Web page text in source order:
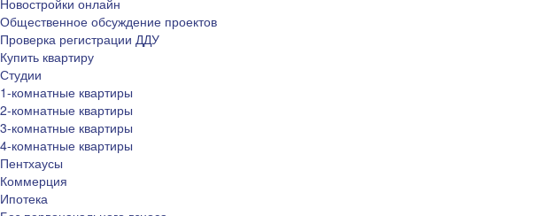
Новостройки онлайн
Общественное обсуждение проектов
Проверка регистрации ДДУ
Купить квартиру
Студии
1-комнатные квартиры
2-комнатные квартиры
3-комнатные квартиры
4-комнатные квартиры
Пентхаусы
Коммерция
Ипотека